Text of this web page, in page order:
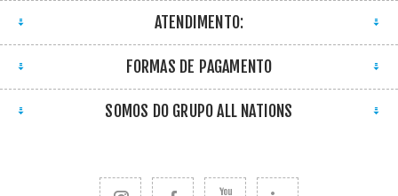
ATENDIMENTO:
FORMAS DE PAGAMENTO
SOMOS DO GRUPO ALL NATIONS